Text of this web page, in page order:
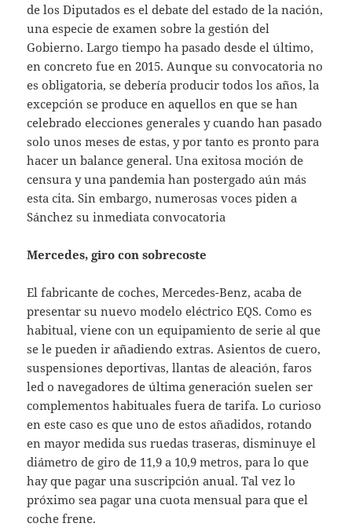
de los Diputados es el debate del estado de la nación,
una especie de examen sobre la gestión del
Gobierno. Largo tiempo ha pasado desde el último,
en concreto fue en 2015. Aunque su convocatoria no
es obligatoria, se debería producir todos los años, la
excepción se produce en aquellos en que se han
celebrado elecciones generales y cuando han pasado
solo unos meses de estas, y por tanto es pronto para
hacer un balance general. Una exitosa moción de
censura y una pandemia han postergado aún más
esta cita. Sin embargo, numerosas voces piden a
Sánchez su inmediata convocatoria
Mercedes, giro con sobrecoste
El fabricante de coches, Mercedes-Benz, acaba de
presentar su nuevo modelo eléctrico EQS. Como es
habitual, viene con un equipamiento de serie al que
se le pueden ir añadiendo extras. Asientos de cuero,
suspensiones deportivas, llantas de aleación, faros
led o navegadores de última generación suelen ser
complementos habituales fuera de tarifa. Lo curioso
en este caso es que uno de estos añadidos, rotando
en mayor medida sus ruedas traseras, disminuye el
diámetro de giro de 11,9 a 10,9 metros, para lo que
hay que pagar una suscripción anual. Tal vez lo
próximo sea pagar una cuota mensual para que el
coche frene.